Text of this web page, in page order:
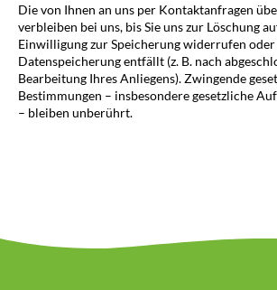
Die von Ihnen an uns per Kontaktanfragen
verbleiben bei uns, bis Sie uns zur Löschung
Einwilligung zur Speicherung widerrufen
Datenspeicherung entfällt (z. B. nach
Bearbeitung Ihres Anliegens). Zwingende
Bestimmungen – insbesondere gesetzliche
– bleiben unberührt.